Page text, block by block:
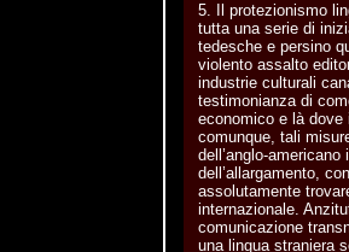
5. Il protezionismo
tutta una serie di
tedesche e persino
violento assalto
industrie culturali
testimonianza di
economico e là
comunque, tali
dell’anglo-
dell’allargamento,
assolutamente
internazionale.
comunicazione
una lingua straniera